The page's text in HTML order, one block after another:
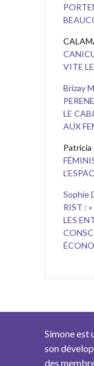
VITE
Brizay
LE
AUX
Patricia
Sophie
RIST :
LES
Simone est
son
des